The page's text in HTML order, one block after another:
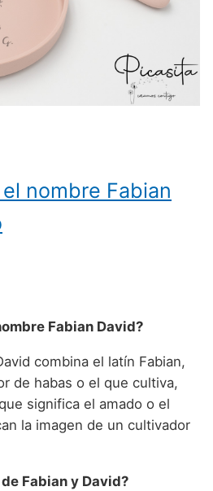
nombre Fabian
Fabian David?
combina el latín Fabian,
de habas o el que cultiva,
significa el amado o el
la imagen de un cultivador
Fabian y David?